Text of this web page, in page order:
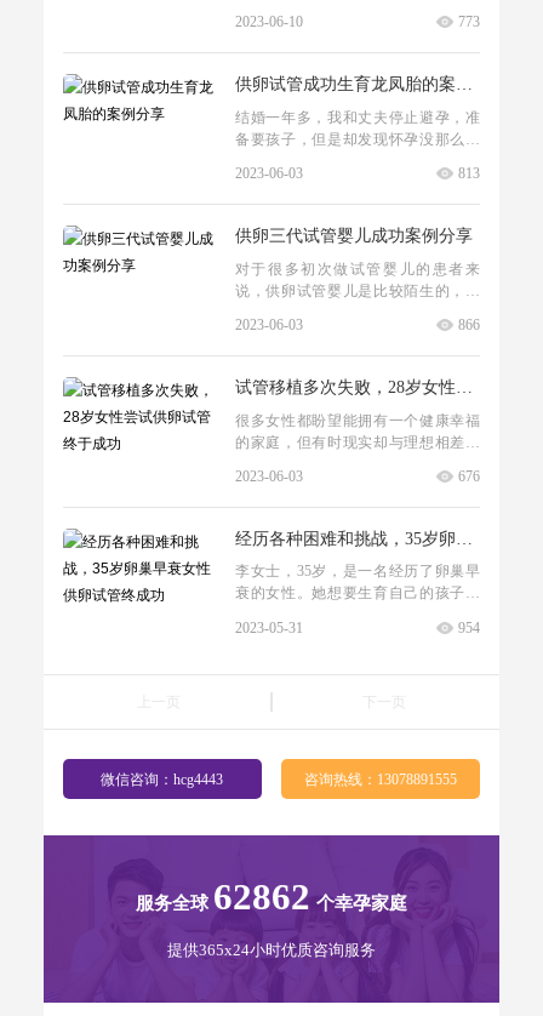
的。如果想做供(借)卵试管婴儿，必须
符合国家的相关规定。而50岁做供(借)
卵试管婴儿的成功率可能在30%左右。
当然，不确定具体是多少，因为影响
试管婴儿成功率的因素有很多，比如
女性的子宫内膜环境、医生技术等。
2023-06-10 773
结婚一年多，我和丈夫停止避孕，准
备要孩子，但是却发现怀孕没那么容
也没到高龄的程度。而且月经平时还
是比较规律的，就是量比较少，人家
都是五六天结束，我每次三四天，甚
至两三天就结束了因为父母不年轻
了，现在不生以后也没人帮忙带了，
毕竟我不想做一个家庭主妇。所以我
2023-06-03 813
供卵三代试管婴儿成功案例分享
对于很多初次做试管婴儿的患者来
说，供卵试管婴儿是比较陌生的，其
完全合法的大家不用担心。通常来说
主要适用于卵巢早衰、排卵障碍等患
者，采用卵子库中别人捐赠的卵子和
丈夫的精子进行结合形成受精卵，然
后再通过手术的方式移植到女性的体
内着床。由于卵子库中卵子的质量是
不...
2023-06-03 866
很多女性都盼望能拥有一个健康幸福
的家庭，但有时现实却与理想相差甚
婴儿是一个希望的选择。我是一个尝
试了多次但是屡次失败的试管婴儿
者，但是最终我成功地通过供卵试管
婴儿迎来了我和我的丈夫一直渴望的
宝宝。我 28 岁，结婚已经 5 年，但始
终没有怀上孩子。我和我的丈夫开始
2023-06-03 676
李女士，35岁，是一名经历了卵巢早
衰的女性。她想要生育自己的孩子，
虑采用辅助生殖技术。于是，她决定
前，李女士接受了一系列的检查，以
确定她的健康状况和生育的可能性。
小。李女士接受的治疗方案包括用药...
2023-05-31 954
上一页 下一页
微信咨询：hcg4443 咨询热线：13078891555
服务全球 62862 个幸孕家庭
提供365x24小时优质咨询服务